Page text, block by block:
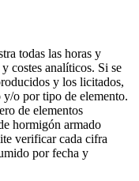
todas las horas y
costes analíticos. Si se
y los licitados,
o por tipo de elemento.
de elementos
hormigón armado
verificar cada cifra
por fecha y